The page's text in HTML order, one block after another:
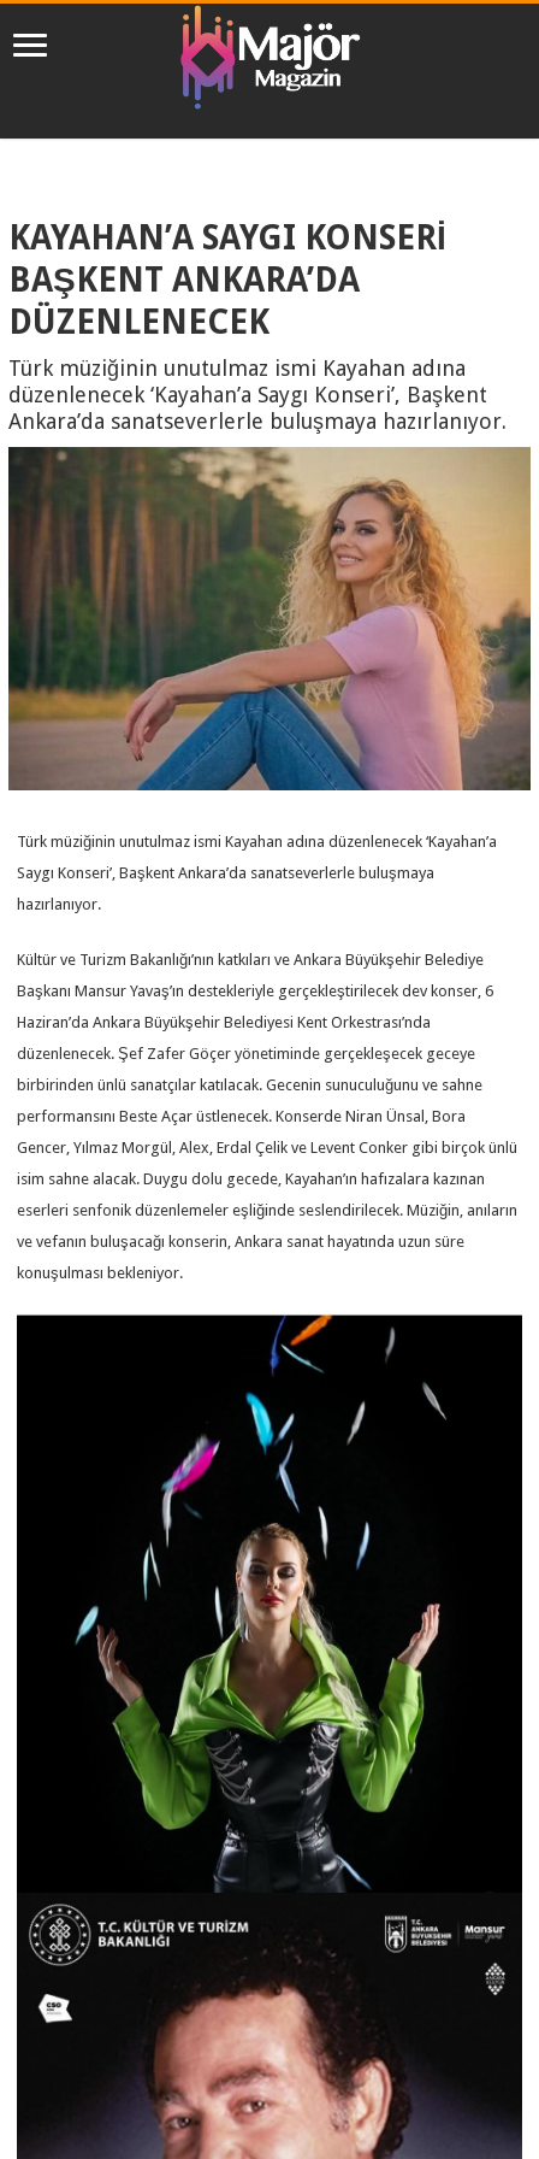
KAYAHAN’A SAYGI KONSERİ
BAŞKENT ANKARA’DA
DÜZENLENECEK
Türk müziğinin unutulmaz ismi Kayahan adına
düzenlenecek ‘Kayahan’a Saygı Konseri’, Başkent
Ankara’da sanatseverlerle buluşmaya hazırlanıyor.
Türk müziğinin unutulmaz ismi Kayahan adına düzenlenecek ‘Kayahan’a
Saygı Konseri’, Başkent Ankara’da sanatseverlerle buluşmaya
hazırlanıyor.
Kültür ve Turizm Bakanlığı’nın katkıları ve Ankara Büyükşehir Belediye
Başkanı Mansur Yavaş’ın destekleriyle gerçekleştirilecek dev konser, 6
Haziran’da Ankara Büyükşehir Belediyesi Kent Orkestrası’nda
düzenlenecek. Şef Zafer Göçer yönetiminde gerçekleşecek geceye
birbirinden ünlü sanatçılar katılacak. Gecenin sunuculuğunu ve sahne
performansını Beste Açar üstlenecek. Konserde Niran Ünsal, Bora
Gencer, Yılmaz Morgül, Alex, Erdal Çelik ve Levent Conker gibi birçok ünlü
isim sahne alacak. Duygu dolu gecede, Kayahan’ın hafızalara kazınan
eserleri senfonik düzenlemeler eşliğinde seslendirilecek. Müziğin, anıların
ve vefanın buluşacağı konserin, Ankara sanat hayatında uzun süre
konuşulması bekleniyor.